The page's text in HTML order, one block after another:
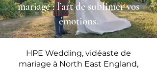
mariage : l’art de sublimer vos
émotions.
HPE Wedding, vidéaste de
mariage à North East England,